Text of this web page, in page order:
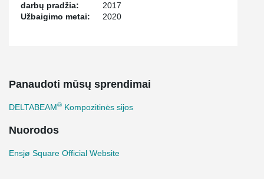
darbų pradžia:
2017
Užbaigimo metai:
2020
Panaudoti mūsų sprendimai
DELTABEAM® Kompozitinės sijos
Nuorodos
Ensjø Square Official Website